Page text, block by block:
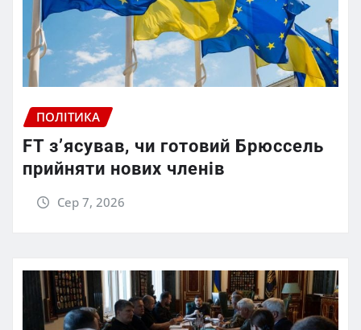
ПОЛІТИКА
FT зʼясував, чи готовий Брюссель
прийняти нових членів
Сер 7, 2026